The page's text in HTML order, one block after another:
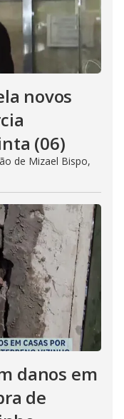
novos
(06)
de Mizael Bispo,
danos em
de